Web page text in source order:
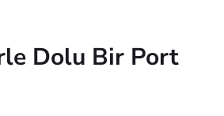
Dolu Bir Port